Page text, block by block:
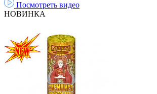
Посмотреть видео
НОВИНКА